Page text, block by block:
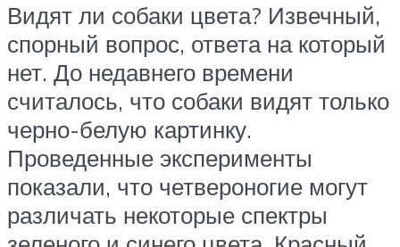
Видят ли собаки цвета? Извечный,
спорный вопрос, ответа на который
нет. До недавнего времени
считалось, что собаки видят только
черно-белую картинку.
Проведенные эксперименты
показали, что четвероногие могут
различать некоторые спектры